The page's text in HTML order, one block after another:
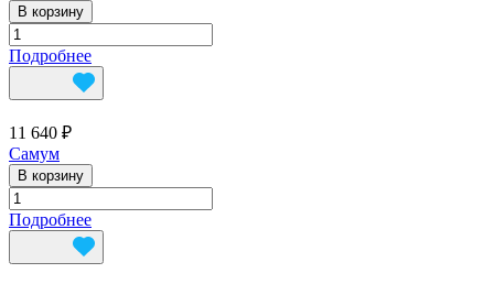
В корзину
Подробнее
11 640 ₽
Самум
В корзину
Подробнее